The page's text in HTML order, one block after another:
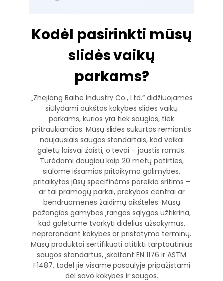
Kodėl pasirinkti mūsų
slidės vaikų
parkams?
„Zhejiang Baihe Industry Co., Ltd.“ didžiuojamės
siūlydami aukštos kokybės slidės vaikų
parkams, kurios yra tiek saugios, tiek
pritraukiančios. Mūsų slidės sukurtos remiantis
naujausiais saugos standartais, kad vaikai
galėtų laisvai žaisti, o tėvai – jaustis ramūs.
Turėdami daugiau kaip 20 metų patirties,
siūlome išsamias pritaikymo galimybes,
pritaikytas jūsų specifinėms poreikio sritims –
ar tai pramogų parkai, prekybos centrai ar
bendruomenės žaidimų aikštelės. Mūsų
pažangios gamybos įrangos sąlygos užtikrina,
kad galėtume tvarkyti didelius užsakymus,
neprarandant kokybės ar pristatymo terminų.
Mūsų produktai sertifikuoti atitikti tarptautinius
saugos standartus, įskaitant EN 1176 ir ASTM
F1487, todėl jie visame pasaulyje pripažįstami
dėl savo kokybės ir saugos.